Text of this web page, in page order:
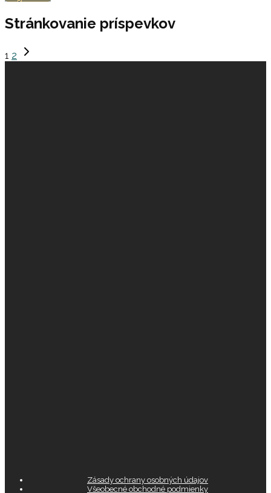
Stránkovanie príspevkov
1 2
Zásady ochrany osobných údajov
Všeobecné obchodné podmienky